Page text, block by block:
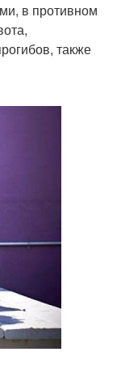
в противном
также